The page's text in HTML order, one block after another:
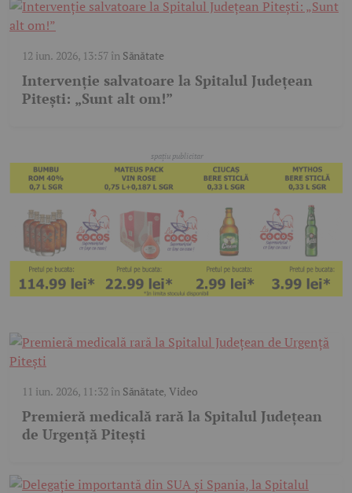
12 iun. 2026, 13:57în Sănătate
Intervenție salvatoare la Spitalul Județean
Pitești: „Sunt alt om!”
11 iun. 2026, 11:32 în Sănătate,Video
Premieră medicală rară la Spitalul Județean
de Urgență Pitești